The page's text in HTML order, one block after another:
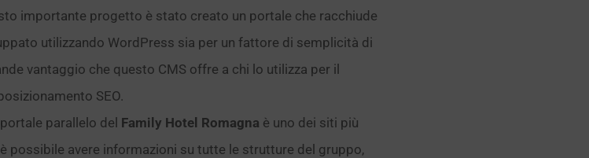
importante progetto è stato creato un portale che racchiude
utilizzando WordPress sia per un fattore di semplicità di
vantaggio che questo CMS offre a chi lo utilizza per il
SEO.
parallelo del Family Hotel Romagna è uno dei siti più
è possibile avere informazioni su tutte le strutture del gruppo,